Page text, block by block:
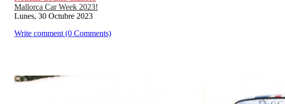
Mallorca Car Week 2023!
Lunes, 30 Octubre 2023
Write comment (0 Comments)